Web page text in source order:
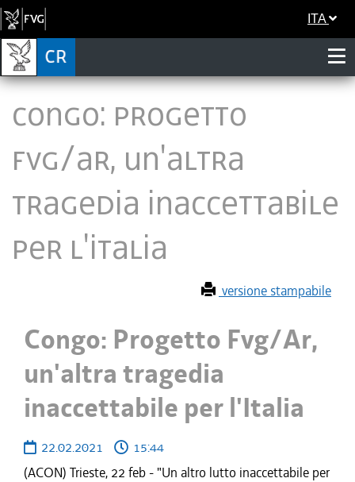
ITA
Congo: Progetto
Fvg/Ar, un'altra
tragedia inaccettabile
per l'Italia
versione stampabile
Congo: Progetto Fvg/Ar,
un'altra tragedia
inaccettabile per l'Italia
22.02.2021
15:44
(ACON) Trieste, 22 feb - "Un altro lutto inaccettabile per